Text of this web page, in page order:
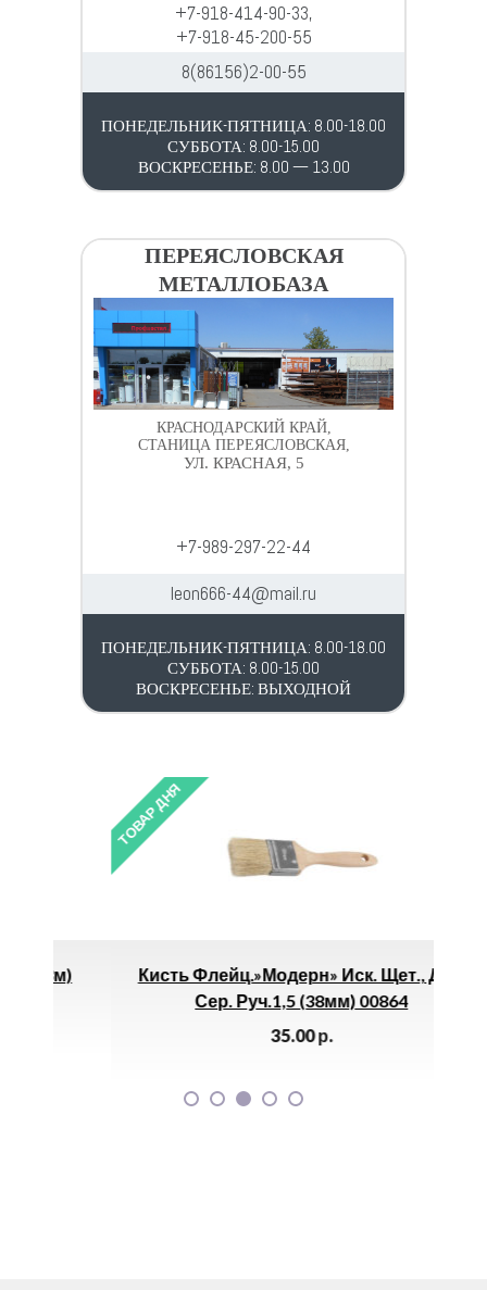
+7-918-414-90-33,
+7-918-45-200-55
8(86156)2-00-55
ПОНЕДЕЛЬНИК-ПЯТНИЦА: 8.00-18.00
СУББОТА: 8.00-15.00
ВОСКРЕСЕНЬЕ: 8.00 — 13.00
ПЕРЕЯСЛОВСКАЯ
МЕТАЛЛОБАЗА
КРАСНОДАРСКИЙ КРАЙ,
СТАНИЦА ПЕРЕЯСЛОВСКАЯ,
УЛ. КРАСНАЯ, 5
+7-989-297-22-44
leon666-44@mail.ru
ПОНЕДЕЛЬНИК-ПЯТНИЦА: 8.00-18.00
СУББОТА: 8.00-15.00
ВОСКРЕСЕНЬЕ: ВЫХОДНОЙ
ТОВАР ДНЯ
Кисть Флейц.»Модерн» Иск. Щет., Дер.
Сер. Руч.1,5 (38мм) 00864
р.